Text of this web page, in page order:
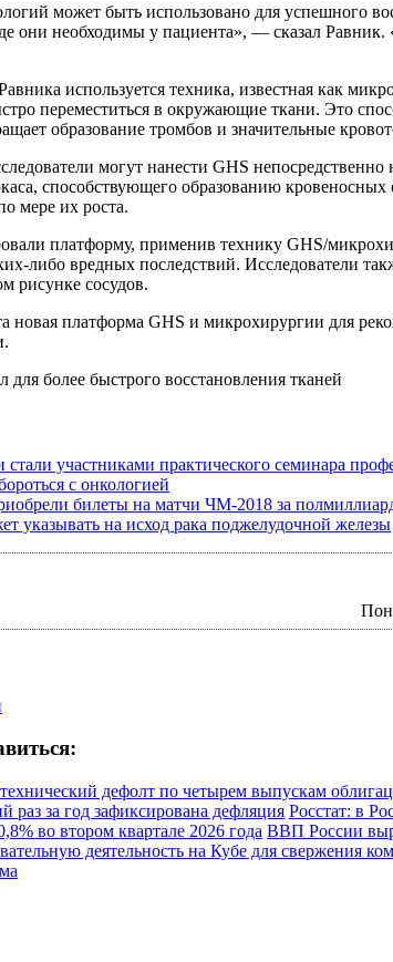
может быть использовано для успешного
они необходимы у пациента», — сказал
используется техника, известная как
переместиться в окружающие ткани. Это
образование тромбов и значительные
могут нанести GHS
способствующего образованию
мере их роста.
платформу, применив технику GHS/
либо вредных последствий. Исследователи
рисунке сосудов.
новая платформа GHS и микрохирургии для
стали участниками практического семинара
с онкологией
билеты на матчи ЧМ-2018 за
указывать на исход рака поджелудочной железы
Росстат: в
ВВП России